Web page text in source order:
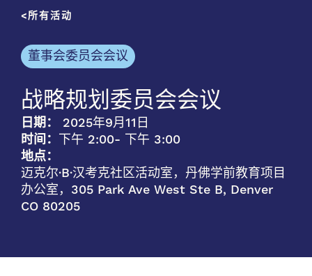
所有活动
董事会委员会会议
战略规划委员会会议
日期：
2025年9月11日
时间： 下午 2:00- 下午 3:00
地点：
迈克尔·B·汉考克社区活动室，丹佛学前教育项目
办公室，305 Park Ave West Ste B, Denver
CO 80205